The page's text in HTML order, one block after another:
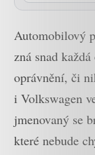
Automobilový
zná snad
oprávnění, či
i Volkswagen
jmenovaný se
které nebude